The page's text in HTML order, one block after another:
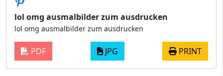
lol omg ausmalbilder zum ausdrucken
lol omg ausmalbilder zum ausdrucken
PDF JPG PRINT